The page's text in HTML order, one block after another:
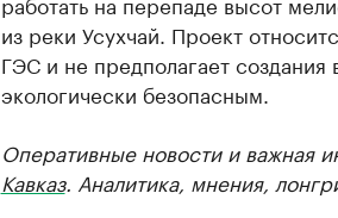
из реки Усухчай. Проект
ГЭС и не предполагает
экологически безопасным.
Оперативные новости и важная
Кавказ. Аналитика, мнения,